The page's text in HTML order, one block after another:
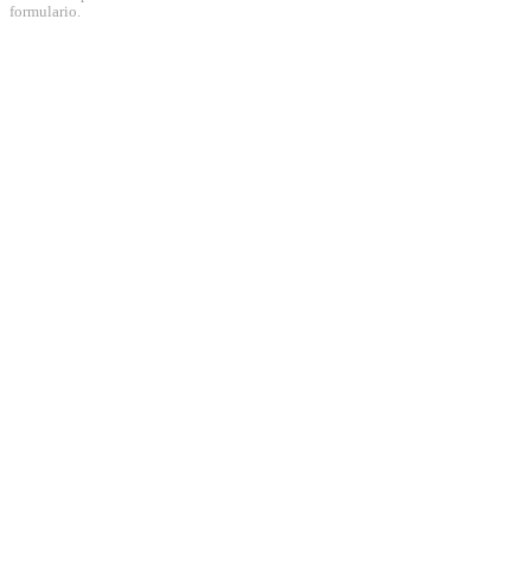
formulario.